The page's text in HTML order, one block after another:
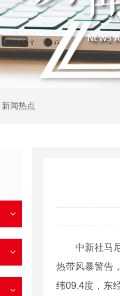
新闻热点
中新社马尼
热带风暴警告
纬09.4度，东